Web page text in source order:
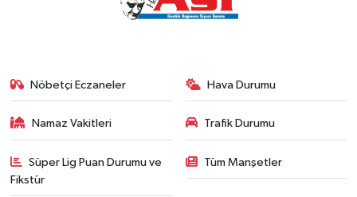
Nöbetçi Eczaneler Hava Durumu
Namaz Vakitleri Trafik Durumu
Süper Lig Puan Durumu ve
Fikstür
Tüm Manşetler